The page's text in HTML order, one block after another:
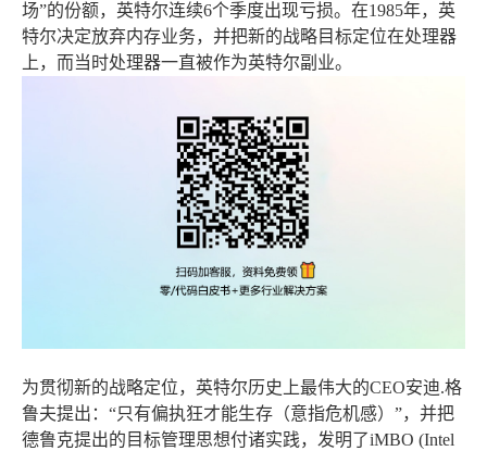
场”的份额，英特尔连续6个季度出现亏损。在1985年，英
特尔决定放弃内存业务，并把新的战略目标定位在处理器
上，而当时处理器一直被作为英特尔副业。
为贯彻新的战略定位，英特尔历史上最伟大的CEO安迪.格
鲁夫提出：“只有偏执狂才能生存（意指危机感）”，并把
德鲁克提出的目标管理思想付诸实践，发明了iMBO (Intel